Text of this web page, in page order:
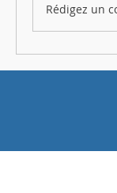
Rédigez un